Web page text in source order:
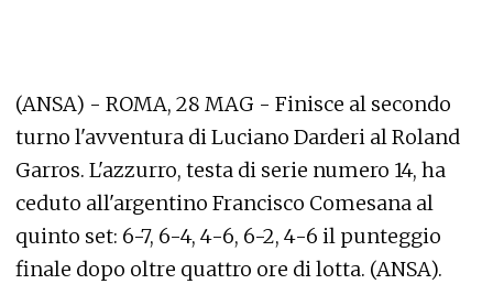
(ANSA) - ROMA, 28 MAG - Finisce al secondo
turno l'avventura di Luciano Darderi al Roland
Garros. L'azzurro, testa di serie numero 14, ha
ceduto all'argentino Francisco Comesana al
quinto set: 6-7, 6-4, 4-6, 6-2, 4-6 il punteggio
finale dopo oltre quattro ore di lotta. (ANSA).